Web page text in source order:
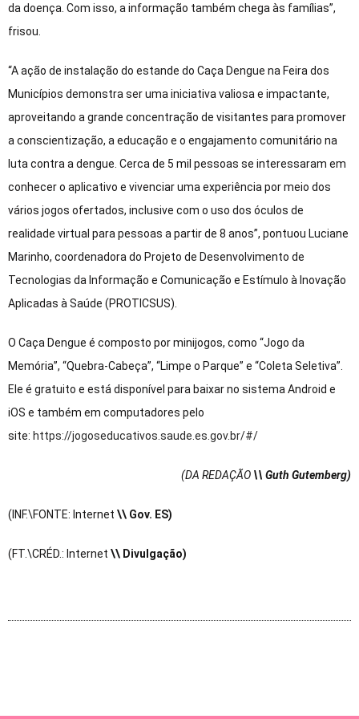
da doença. Com isso, a informação também chega às famílias”,
frisou.
“A ação de instalação do estande do Caça Dengue na Feira dos
Municípios demonstra ser uma iniciativa valiosa e impactante,
aproveitando a grande concentração de visitantes para promover
a conscientização, a educação e o engajamento comunitário na
luta contra a dengue. Cerca de 5 mil pessoas se interessaram em
conhecer o aplicativo e vivenciar uma experiência por meio dos
vários jogos ofertados, inclusive com o uso dos óculos de
realidade virtual para pessoas a partir de 8 anos”, pontuou Luciane
Marinho, coordenadora do Projeto de Desenvolvimento de
Tecnologias da Informação e Comunicação e Estímulo à Inovação
Aplicadas à Saúde (PROTICSUS).
O Caça Dengue é composto por minijogos, como “Jogo da
Memória”, “Quebra-Cabeça”, “Limpe o Parque” e “Coleta Seletiva”.
Ele é gratuito e está disponível para baixar no sistema Android e
iOS e também em computadores pelo
site: https://jogoseducativos.saude.es.gov.br/#/
(DA REDAÇÃO \\ Guth Gutemberg)
(INF.\FONTE: Internet \\ Gov. ES)
(FT.\CRÉD.: Internet \\ Divulgação)